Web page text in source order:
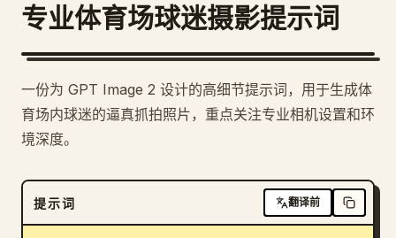
使用案例
提示词
定价
专业体育场球迷摄影提示词
一份为 GPT Image 2 设计的高细节提示词，用于生成体
育场内球迷的逼真抓拍照片，重点关注专业相机设置和环
境深度。
提示词 翻译前